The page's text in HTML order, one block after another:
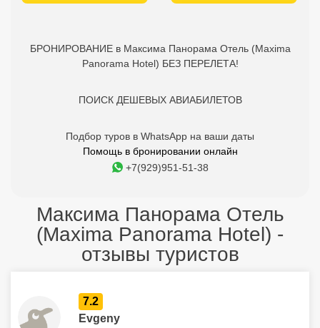
БРОНИРОВАНИЕ в Максима Панорама Отель (Maxima
Panorama Hotel) БЕЗ ПЕРЕЛЕТА!
ПОИСК ДЕШЕВЫХ АВИАБИЛЕТОВ
Подбор туров в WhatsApp на ваши даты
Помощь в бронировании онлайн
+7(929)951-51-38
Максима Панорама Отель
(Maxima Panorama Hotel) -
отзывы туристов
7.2
Evgeny